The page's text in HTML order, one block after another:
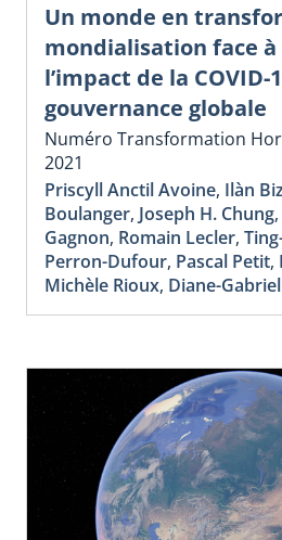
Un monde en
mondialisation face à
l’impact de la COVID-
gouvernance globale
Numéro Transformation
2021
Priscyll Anctil Avoine, Ilàn
Boulanger, Joseph H. Chung,
Gagnon, Romain Lecler,
Perron-Dufour, Pascal Petit,
Michèle Rioux, Diane-